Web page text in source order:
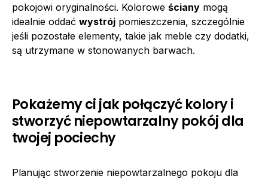
pokojowi oryginalności. Kolorowe ściany mogą
idealnie oddać wystrój pomieszczenia, szczególnie
jeśli pozostałe elementy, takie jak meble czy dodatki,
są utrzymane w stonowanych barwach.
Pokażemy ci jak połączyć kolory i
stworzyć niepowtarzalny pokój dla
twojej pociechy
Planując stworzenie niepowtarzalnego pokoju dla